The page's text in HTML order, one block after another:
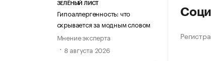
ЗЕЛЁНЫЙ ЛИСТ
Гипоаллергенность: что
скрывается за модным словом
Мнение эксперта
8 августа 2026